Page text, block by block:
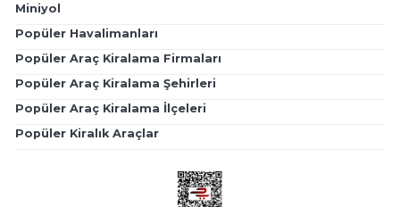
Miniyol
Popüler Havalimanları
Popüler Araç Kiralama Firmaları
Popüler Araç Kiralama Şehirleri
Popüler Araç Kiralama İlçeleri
Popüler Kiralık Araçlar